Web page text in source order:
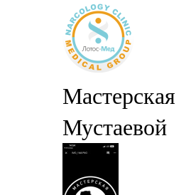
Мастерская
Мустаевой